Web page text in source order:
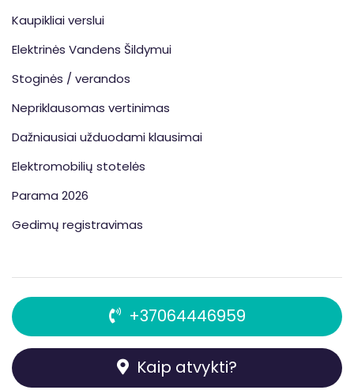
Kaupikliai verslui
Elektrinės Vandens Šildymui
Stoginės / verandos
Nepriklausomas vertinimas
Dažniausiai užduodami klausimai
Elektromobilių stotelės
Parama 2026
Gedimų registravimas
+37064446959
Kaip atvykti?